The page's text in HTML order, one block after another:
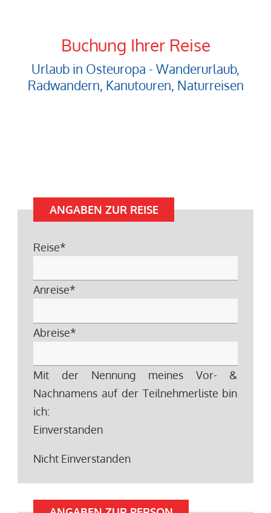
Buchung Ihrer Reise
Urlaub in Osteuropa - Wanderurlaub,
Radwandern, Kanutouren, Naturreisen
ANGABEN ZUR REISE
Reise*
Anreise*
Abreise*
Mit der Nennung meines Vor- &
Nachnamens auf der Teilnehmerliste bin
ich:
Einverstanden
Nicht Einverstanden